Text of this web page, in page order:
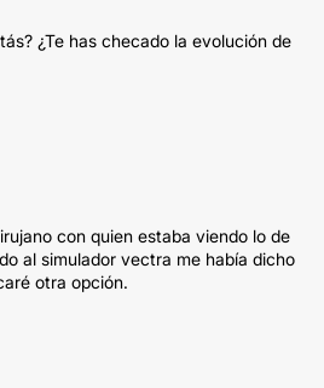
¿Te has checado la evolución de
con quien estaba viendo lo de
al simulador vectra me había dicho
otra opción.